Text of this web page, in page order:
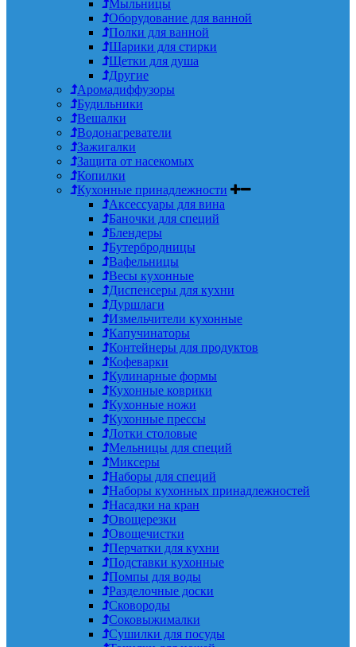
Мыльницы
Оборудование для ванной
Полки для ванной
Шарики для стирки
Щетки для душа
Другие
Аромадиффузоры
Будильники
Вешалки
Водонагреватели
Зажигалки
Защита от насекомых
Копилки
Кухонные принадлежности
Аксессуары для вина
Баночки для специй
Блендеры
Бутербродницы
Вафельницы
Весы кухонные
Диспенсеры для кухни
Дуршлаги
Измельчители кухонные
Капучинаторы
Контейнеры для продуктов
Кофеварки
Кулинарные формы
Кухонные коврики
Кухонные ножи
Кухонные прессы
Лотки столовые
Мельницы для специй
Миксеры
Наборы для специй
Наборы кухонных принадлежностей
Насадки на кран
Овощерезки
Овощечистки
Перчатки для кухни
Подставки кухонные
Помпы для воды
Разделочные доски
Сковороды
Соковыжималки
Сушилки для посуды